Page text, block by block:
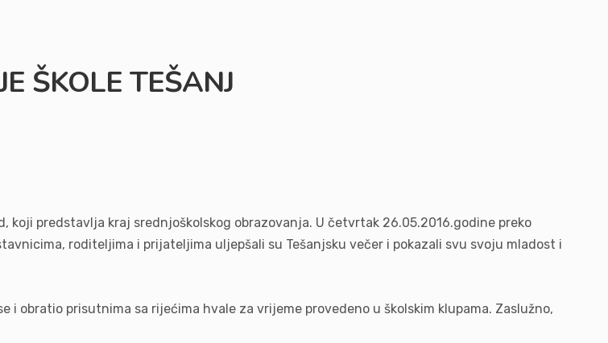
ŠKOLE TEŠANJ
predstavlja kraj srednjoškolskog obrazovanja. U četvrtak 26.05.2016.godine preko
roditeljima i prijateljima uljepšali su Tešanjsku večer i pokazali svu svoju mladost i
obratio prisutnima sa rijećima hvale za vrijeme provedeno u školskim klupama. Zaslužno,